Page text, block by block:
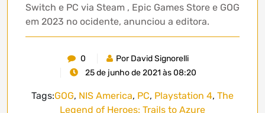
Switch e PC via Steam , Epic Games Store e GOG
em 2023 no ocidente, anunciou a editora.
0
Por David Signorelli
25 de junho de 2021 às 08:20
Tags:GOG, NIS America, PC, Playstation 4, The
Legend of Heroes: Trails to Azure